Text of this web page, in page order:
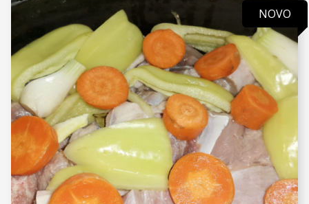
VIDI JOŠ
NOVO